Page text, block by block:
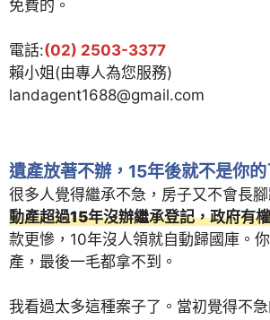
免費的。
電話:(02) 2503-3377
賴小姐(由專人為您服務)
landagent1688@gmail.com
遺產放著不辦，15年後就不是你的
很多人覺得繼承不急，房子又不會長
動產超過15年沒辦繼承登記，政府有
款更慘，10年沒人領就自動歸國庫。
產，最後一毛都拿不到。
我看過太多這種案子了。當初覺得不